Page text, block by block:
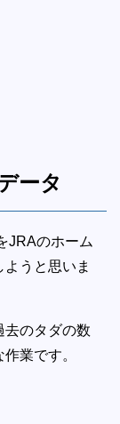
ータ
JRAのホーム
うと思いま
去のタダの数
業です。